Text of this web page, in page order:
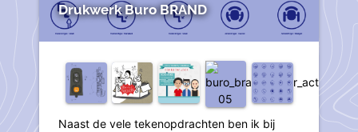
Drukwerk Buro BRAND
Naast de vele tekenopdrachten ben ik bij